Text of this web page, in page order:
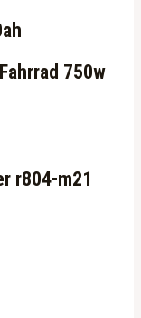
750w
r804-m21